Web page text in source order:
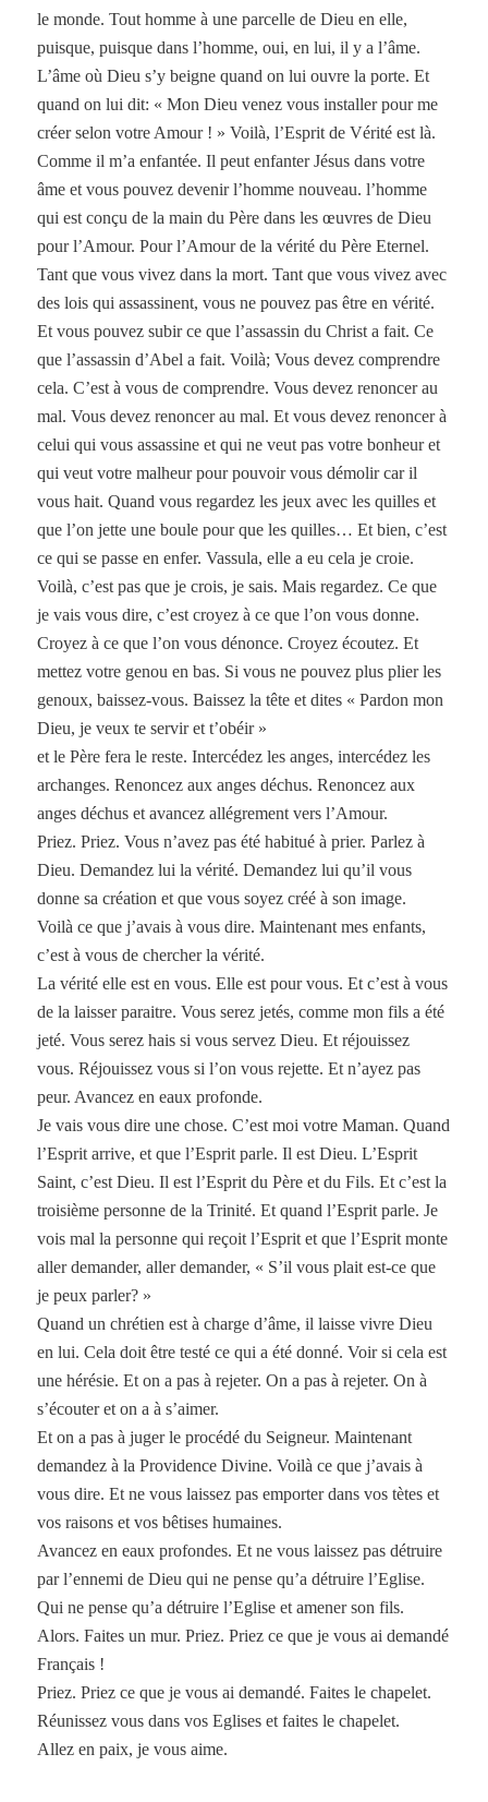
le monde. Tout homme à une parcelle de Dieu en elle,
puisque, puisque dans l’homme, oui, en lui, il y a l’âme.
L’âme où Dieu s’y beigne quand on lui ouvre la porte. Et
quand on lui dit: « Mon Dieu venez vous installer pour me
créer selon votre Amour ! » Voilà, l’Esprit de Vérité est là.
Comme il m’a enfantée. Il peut enfanter Jésus dans votre
âme et vous pouvez devenir l’homme nouveau. l’homme
qui est conçu de la main du Père dans les œuvres de Dieu
pour l’Amour. Pour l’Amour de la vérité du Père Eternel.
Tant que vous vivez dans la mort. Tant que vous vivez avec
des lois qui assassinent, vous ne pouvez pas être en vérité.
Et vous pouvez subir ce que l’assassin du Christ a fait. Ce
que l’assassin d’Abel a fait. Voilà; Vous devez comprendre
cela. C’est à vous de comprendre. Vous devez renoncer au
mal. Vous devez renoncer au mal. Et vous devez renoncer à
celui qui vous assassine et qui ne veut pas votre bonheur et
qui veut votre malheur pour pouvoir vous démolir car il
vous hait. Quand vous regardez les jeux avec les quilles et
que l’on jette une boule pour que les quilles… Et bien, c’est
ce qui se passe en enfer. Vassula, elle a eu cela je croie.
Voilà, c’est pas que je crois, je sais. Mais regardez. Ce que
je vais vous dire, c’est croyez à ce que l’on vous donne.
Croyez à ce que l’on vous dénonce. Croyez écoutez. Et
mettez votre genou en bas. Si vous ne pouvez plus plier les
genoux, baissez-vous. Baissez la tête et dites « Pardon mon
Dieu, je veux te servir et t’obéir »
et le Père fera le reste. Intercédez les anges, intercédez les
archanges. Renoncez aux anges déchus. Renoncez aux
anges déchus et avancez allégrement vers l’Amour.
Priez. Priez. Vous n’avez pas été habitué à prier. Parlez à
Dieu. Demandez lui la vérité. Demandez lui qu’il vous
donne sa création et que vous soyez créé à son image.
Voilà ce que j’avais à vous dire. Maintenant mes enfants,
c’est à vous de chercher la vérité.
La vérité elle est en vous. Elle est pour vous. Et c’est à vous
de la laisser paraitre. Vous serez jetés, comme mon fils a été
jeté. Vous serez hais si vous servez Dieu. Et réjouissez
vous. Réjouissez vous si l’on vous rejette. Et n’ayez pas
peur. Avancez en eaux profonde.
Je vais vous dire une chose. C’est moi votre Maman. Quand
l’Esprit arrive, et que l’Esprit parle. Il est Dieu. L’Esprit
Saint, c’est Dieu. Il est l’Esprit du Père et du Fils. Et c’est la
troisième personne de la Trinité. Et quand l’Esprit parle. Je
vois mal la personne qui reçoit l’Esprit et que l’Esprit monte
aller demander, aller demander, « S’il vous plait est-ce que
je peux parler? »
Quand un chrétien est à charge d’âme, il laisse vivre Dieu
en lui. Cela doit être testé ce qui a été donné. Voir si cela est
une hérésie. Et on a pas à rejeter. On a pas à rejeter. On à
s’écouter et on a à s’aimer.
Et on a pas à juger le procédé du Seigneur. Maintenant
demandez à la Providence Divine. Voilà ce que j’avais à
vous dire. Et ne vous laissez pas emporter dans vos tètes et
vos raisons et vos bêtises humaines.
Avancez en eaux profondes. Et ne vous laissez pas détruire
par l’ennemi de Dieu qui ne pense qu’a détruire l’Eglise.
Qui ne pense qu’a détruire l’Eglise et amener son fils.
Alors. Faites un mur. Priez. Priez ce que je vous ai demandé
Français !
Priez. Priez ce que je vous ai demandé. Faites le chapelet.
Réunissez vous dans vos Eglises et faites le chapelet.
Allez en paix, je vous aime.